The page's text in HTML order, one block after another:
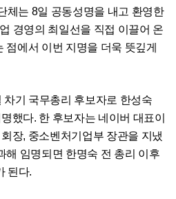
체는 8일 공동성명을 내고 환영한
경영의 최일선을 직접 이끌어 온
점에서 이번 지명을 더욱 뜻깊게
기 국무총리 후보자로 한성숙
했다. 한 후보자는 네이버 대표이
장, 중소벤처기업부 장관을 지냈
해 임명되면 한명숙 전 총리 이후
된다.